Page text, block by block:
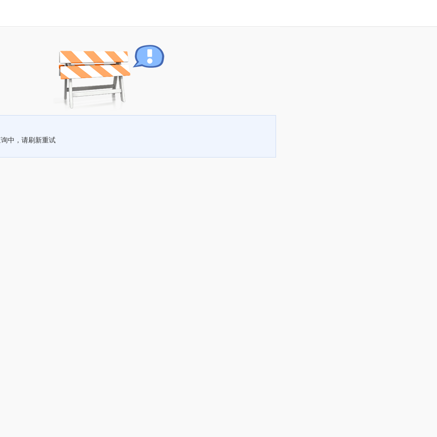
中，请刷新重试